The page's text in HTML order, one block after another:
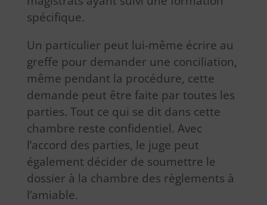
spécifique.
Un particulier peut lui-même écrire au
greffe pour demander une conciliation,
même pendant la procédure, cette
demande peut être faite par toutes les
parties. Tout ce qui se dit dans cette
chambre reste confidentiel. Avec
l’accord des parties, le juge peut
également décider de soumettre le
dossier à la chambre des règlements à
l’amiable.